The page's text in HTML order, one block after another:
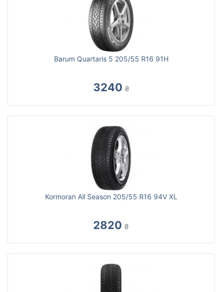
Barum Quartaris 5 205/55 R16 91H
3240 ₴
Kormoran All Season 205/55 R16 94V XL
2820 ₴